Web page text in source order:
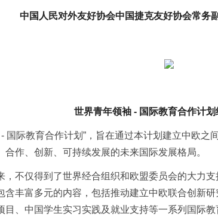
中国人民对外友好协会中国捷克友好协会常务
世界青年领袖 - 国际教育合作计
国际教育合作计划”，旨在通过本计划建立中欧
合作、创新、可持续发展的未来国际发展格局。
，不仅得到了世界经合组织和欧盟委员会的大力
含丰富多元的内容，包括推动建立中欧联合创新
目、中国学生实习实践及就业支持等一系列国际教